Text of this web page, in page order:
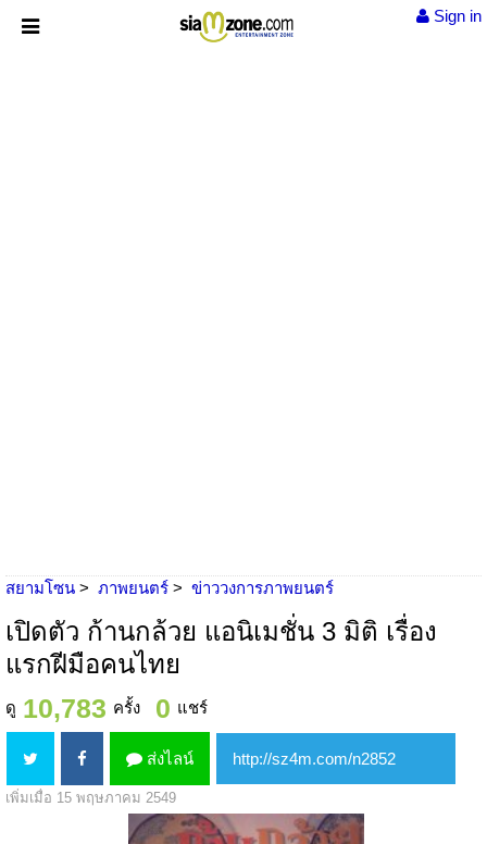
Sign in
สยามโซน ภาพยนตร์ ข่าววงการภาพยนตร์
เปิดตัว ก้านกล้วย แอนิเมชั่น 3 มิติ เรื่อง
แรกฝีมือคนไทย
ดู 10,783 ครั้ง 0 แชร์
ส่งไลน์
เพิ่มเมื่อ 15 พฤษภาคม 2549